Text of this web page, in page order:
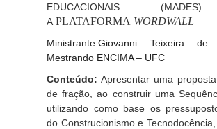
EDUCACIONAIS
APLATAFORMA WORDWALL
Ministrante:Giovanni Teixeira
Mestrando ENCIMA – UFC
Conteúdo: Apresentar uma
de fração, ao construir uma
utilizando como base os
do Construcionismo e